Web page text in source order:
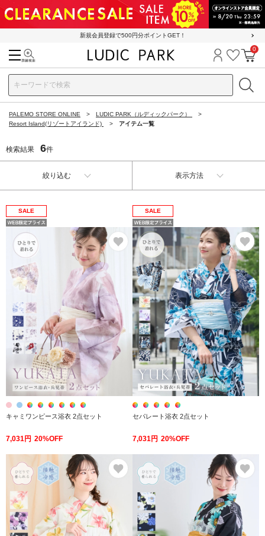
新規会員登録で500円分ポイントGET！
ログイン
お気に
カ
0
PALEMO STORE ONLINE
LUDIC PARK（ルディックパーク）
Resort Island(リゾートアイランド)
アイテム一覧
検索結果 6件
絞り込む 表示方法
SALE
お気に入り
キャミワンピース浴衣 2点セット
7,031円 20%OFF
SALE
お
セパレート浴衣 2点セット
7,031円 20%OFF
お気に入り